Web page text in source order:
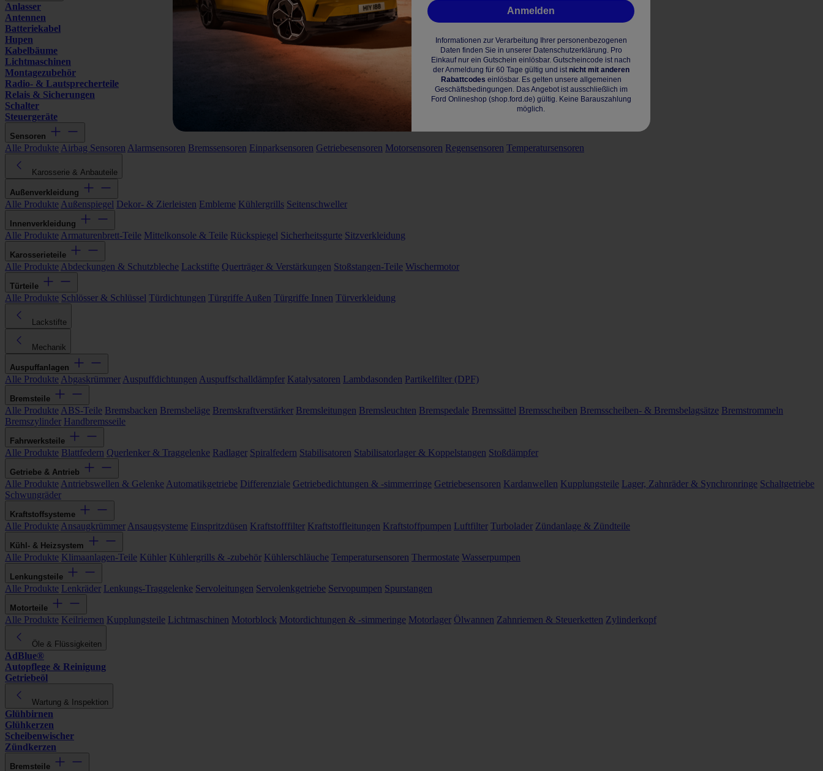
Anlasser
Antennen
Batteriekabel
Hupen
Kabelbäume
Lichtmaschinen
Montagezubehör
Radio- & Lautsprecherteile
Relais & Sicherungen
Schalter
Steuergeräte
Sensoren
Alle Produkte Airbag Sensoren Alarmsensoren Bremssensoren Einparksensoren Getriebesensoren Motorsensoren Regensensoren Temperatursensoren
Karosserie & Anbauteile
Außenverkleidung
Alle Produkte Außenspiegel Dekor- & Zierleisten Embleme Kühlergrills Seitenschweller
Innenverkleidung
Alle Produkte Armaturenbrett-Teile Mittelkonsole & Teile Rückspiegel Sicherheitsgurte Sitzverkleidung
Karosserieteile
Alle Produkte Abdeckungen & Schutzbleche Lackstifte Querträger & Verstärkungen Stoßstangen-Teile Wischermotor
Türteile
Alle Produkte Schlösser & Schlüssel Türdichtungen Türgriffe Außen Türgriffe Innen Türverkleidung
Lackstifte
Mechanik
Auspuffanlagen
Alle Produkte Abgaskrümmer Auspuffdichtungen Auspuffschalldämpfer Katalysatoren Lambdasonden Partikelfilter (DPF)
Bremsteile
Alle Produkte ABS-Teile Bremsbacken Bremsbeläge Bremskraftverstärker Bremsleitungen Bremsleuchten Bremspedale Bremssättel Bremsscheiben Bremsscheiben- & Bremsbelagsätze Bremstrommeln
Bremszylinder Handbremsseile
Fahrwerksteile
Alle Produkte Blattfedern Querlenker & Traggelenke Radlager Spiralfedern Stabilisatoren Stabilisatorlager & Koppelstangen Stoßdämpfer
Getriebe & Antrieb
Alle Produkte Antriebswellen & Gelenke Automatikgetriebe Differenziale Getriebedichtungen & -simmerringe Getriebesensoren Kardanwellen Kupplungsteile Lager, Zahnräder & Synchronringe Schaltgetriebe
Schwungräder
Kraftstoffsysteme
Alle Produkte Ansaugkrümmer Ansaugsysteme Einspritzdüsen Kraftstofffilter Kraftstoffleitungen Kraftstoffpumpen Luftfilter Turbolader Zündanlage & Zündteile
Kühl- & Heizsystem
Alle Produkte Klimaanlagen-Teile Kühler Kühlergrills & -zubehör Kühlerschläuche Temperatursensoren Thermostate Wasserpumpen
Lenkungsteile
Alle Produkte Lenkräder Lenkungs-Traggelenke Servoleitungen Servolenkgetriebe Servopumpen Spurstangen
Motorteile
Alle Produkte Keilriemen Kupplungsteile Lichtmaschinen Motorblock Motordichtungen & -simmeringe Motorlager Ölwannen Zahnriemen & Steuerketten Zylinderkopf
Öle & Flüssigkeiten
AdBlue®
Autopflege & Reinigung
Getriebeöl
Wartung & Inspektion
Glühbirnen
Glühkerzen
Scheibenwischer
Zündkerzen
Bremsteile
Anmelden
Informationen zur Verarbeitung Ihrer personenbezogenen
Daten finden Sie in unserer Datenschutzerklärung. Pro
Einkauf nur ein Gutschein einlösbar. Gutscheincode ist nach
der Anmeldung für 60 Tage gültig und ist nicht mit anderen
Rabattcodes einlösbar. Es gelten unsere allgemeinen
Geschäftsbedingungen. Das Angebot ist ausschließlich im
Ford Onlineshop (shop.ford.de) gültig. Keine Barauszahlung
möglich.